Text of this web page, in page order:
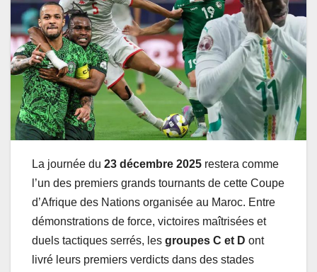
La journée du 23 décembre 2025 restera comme
l’un des premiers grands tournants de cette Coupe
d’Afrique des Nations organisée au Maroc. Entre
démonstrations de force, victoires maîtrisées et
duels tactiques serrés, les groupes C et D ont
livré leurs premiers verdicts dans des stades